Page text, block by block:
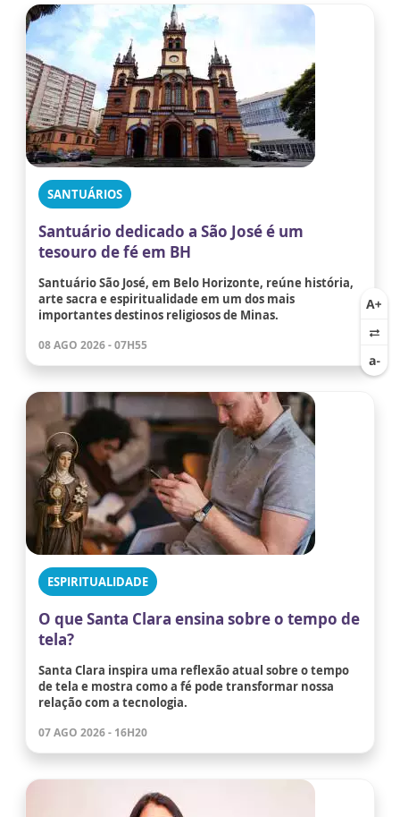
SANTUÁRIOS
Santuário dedicado a São José é um
tesouro de fé em BH
Santuário São José, em Belo Horizonte, reúne história,
arte sacra e espiritualidade em um dos mais
importantes destinos religiosos de Minas.
08 AGO 2026 - 07H55
ESPIRITUALIDADE
O que Santa Clara ensina sobre o tempo de
tela?
Santa Clara inspira uma reflexão atual sobre o tempo
de tela e mostra como a fé pode transformar nossa
relação com a tecnologia.
07 AGO 2026 - 16H20